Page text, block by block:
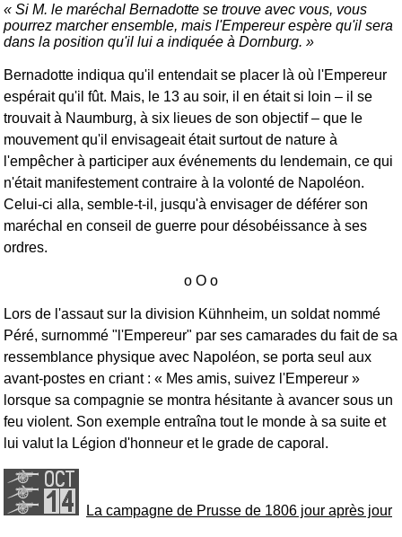
Si M. le maréchal Bernadotte se trouve avec vous, vous
pourrez marcher ensemble, mais l'Empereur espère qu'il sera
dans la position qu'il lui a indiquée à Dornburg.
Bernadotte indiqua qu'il entendait se placer là où l'Empereur
espérait qu'il fût. Mais, le 13 au soir, il en était si loin – il se
trouvait à Naumburg, à six lieues de son objectif – que le
mouvement qu'il envisageait était surtout de nature à
l'empêcher à participer aux événements du lendemain, ce qui
n'était manifestement contraire à la volonté de Napoléon.
Celui-ci alla, semble-t-il, jusqu'à envisager de déférer son
maréchal en conseil de guerre pour désobéissance à ses
ordres.
Lors de l'assaut sur la division Kühnheim, un soldat nommé
Péré, surnommé "l'Empereur" par ses camarades du fait de sa
ressemblance physique avec Napoléon, se porta seul aux
avant-postes en criant : « Mes amis, suivez l'Empereur »
lorsque sa compagnie se montra hésitante à avancer sous un
feu violent. Son exemple entraîna tout le monde à sa suite et
lui valut la Légion d'honneur et le grade de caporal.
La campagne de Prusse de 1806 jour après jour